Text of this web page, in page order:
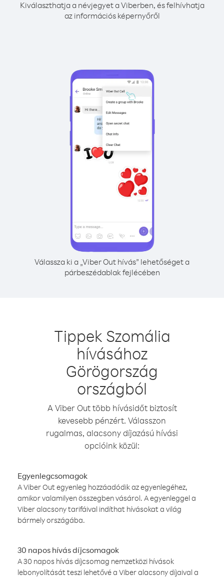
Kiválaszthatja a névjegyet a Viberben, és felhívhatja
az információs képernyőről
Válassza ki a „Viber Out hívás” lehetőséget a
párbeszédablak fejlécében
Tippek Szomália
hívásához
Görögország
országból
A Viber Out több hívásidőt biztosít
kevesebb pénzért. Válasszon
rugalmas, alacsony díjazású hívási
opcióink közül:
Egyenlegcsomagok
A Viber Out egyenleg hozzáadódik az egyenlegéhez,
amikor valamilyen összegben vásárol. A egyenleggel a
Viber alacsony tarifáival indíthat hívásokat a világ
bármely országába.
30 napos hívás díjcsomagok
A 30 napos hívás díjcsomag nemzetközi hívások
lebonyolítását teszi lehetővé a Viber alacsony díjaival a